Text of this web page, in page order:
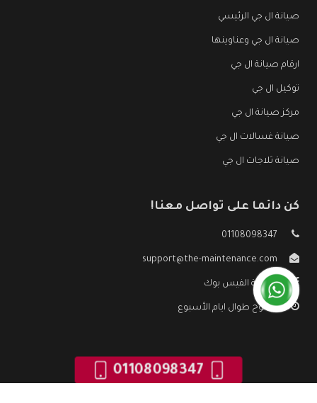
صيانة ال جي الرئيسي
صيانة ال جي وعناوينها
ارقام صيانة ال جي
توكيل ال جي
مركز صيانة ال جي
صيانة غسالات ال جي
صيانة ثلاجات ال جي
كن دائما على تواصل معنا!
01108098347
support@the-maintenance.com
صفحة الفيس بوك
مفتوح طوال ايام الأسبوع
01108098347